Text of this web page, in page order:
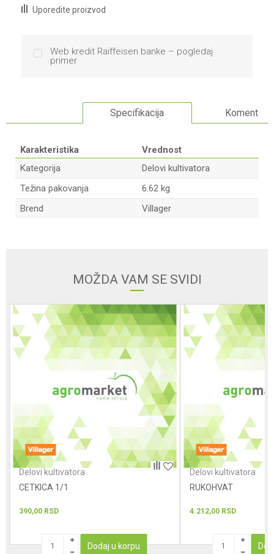
Uporedite proizvod
Web kredit Raiffeisen banke – pogledaj
primer
Specifikacija Komentari
Karakteristika
Vrednost
Kategorija
Delovi kultivatora
Težina pakovanja
6.62 kg
Brend
Villager
Poruka
POŠALJI
MOŽDA VAM SE SVIDI
Delovi kultivatora
CETKICA 1/1
390,00 RSD
Dodaj u korpu
Delovi kultivatora
RUKOHVAT
4.212,00 RSD